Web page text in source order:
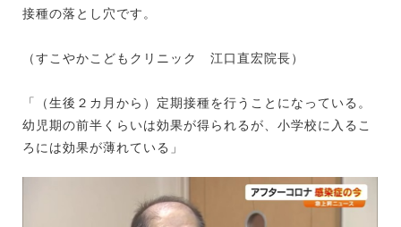
接種の落とし穴です。
（すこやかこどもクリニック 江口直宏院長）
「（生後２カ月から）定期接種を行うことになっている。
幼児期の前半くらいは効果が得られるが、小学校に入るこ
ろには効果が薄れている」